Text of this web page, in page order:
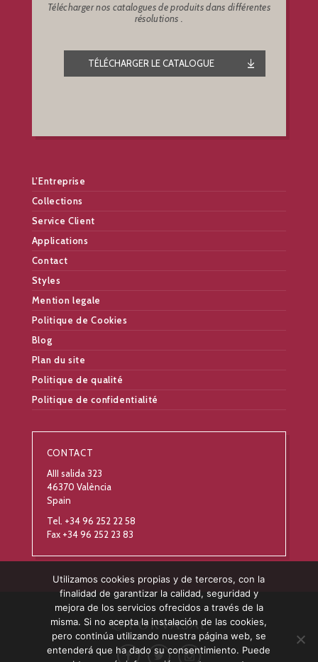
Télécharger nos catalogues de produits dans différentes
résolutions .
TÉLÉCHARGER LE CATALOGUE
L’Entreprise
Collections
Service Client
Applications
Contact
Styles
Mention legale
Politique de Cookies
Blog
Plan du site
Politique de qualité
Politique de confidentialité
CONTACT
AIII salida 323
46370 València
Spain
Tel. +34 96 252 22 58
Fax +34 96 252 23 83
Utilizamos cookies propias y de terceros, con la
finalidad de garantizar la calidad, seguridad y
mejora de los servicios ofrecidos a través de la
misma. Si no acepta la instalación de las cookies,
pero continúa utilizando nuestra página web, se
entenderá que ha dado su consentimiento. Puede